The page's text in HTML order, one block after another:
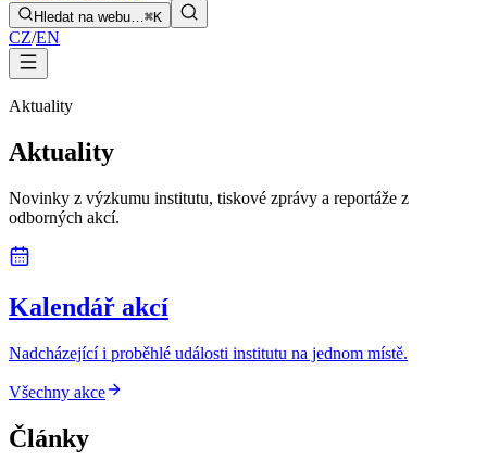
Hledat na webu…⌘K
CZ/EN
Aktuality
Aktuality
Novinky z výzkumu institutu, tiskové zprávy a reportáže z
odborných akcí.
Kalendář akcí
Nadcházející i proběhlé události institutu na jednom místě.
Všechny akce
Články